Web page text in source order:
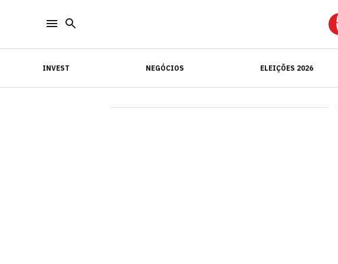
INVEST NEGÓCIOS ELEIÇÕES 2026
INVEST